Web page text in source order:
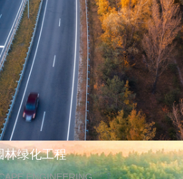
林绿化工程